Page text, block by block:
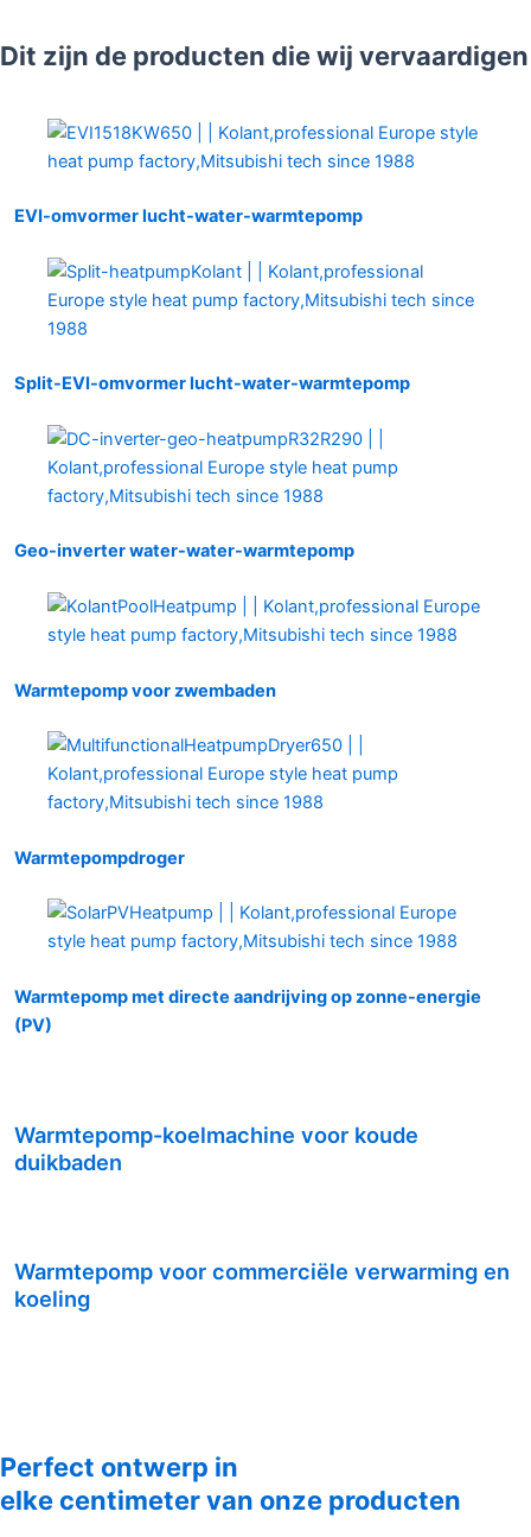
Dit zijn de producten die wij vervaardigen
EVI-omvormer lucht-water-warmtepomp
Split-EVI-omvormer lucht-water-warmtepomp
Geo-inverter water-water-warmtepomp
Warmtepomp voor zwembaden
Warmtepompdroger
Warmtepomp met directe aandrijving op zonne-energie
(PV)
Warmtepomp-koelmachine voor koude
duikbaden
Warmtepomp voor commerciële verwarming en
koeling
Perfect ontwerp in
elke centimeter van onze producten